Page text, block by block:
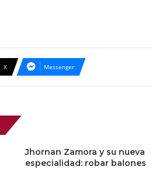
X Messenger
Jhornan Zamora y su nueva
especialidad: robar balones